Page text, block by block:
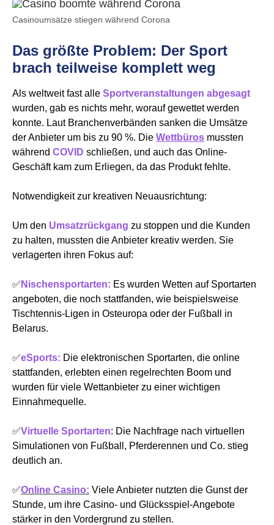
Casinoumsätze stiegen während Corona
Das größte Problem: Der Sport
brach teilweise komplett weg
Als weltweit fast alle Sportveranstaltungen abgesagt
wurden, gab es nichts mehr, worauf gewettet werden
konnte. Laut Branchenverbänden sanken die Umsätze
der Anbieter um bis zu 90 %. Die Wettbüros mussten
während COVID schließen, und auch das Online-
Geschäft kam zum Erliegen, da das Produkt fehlte.
Notwendigkeit zur kreativen Neuausrichtung:
Um den Umsatzrückgang zu stoppen und die Kunden
zu halten, mussten die Anbieter kreativ werden. Sie
verlagerten ihren Fokus auf:
✅ Nischensportarten: Es wurden Wetten auf Sportarten
angeboten, die noch stattfanden, wie beispielsweise
Tischtennis-Ligen in Osteuropa oder der Fußball in
Belarus.
✅eSports: Die elektronischen Sportarten, die online
stattfanden, erlebten einen regelrechten Boom und
wurden für viele Wettanbieter zu einer wichtigen
Einnahmequelle.
✅Virtuelle Sportarten: Die Nachfrage nach virtuellen
Simulationen von Fußball, Pferderennen und Co. stieg
deutlich an.
✅Online Casino: Viele Anbieter nutzten die Gunst der
Stunde, um ihre Casino- und Glücksspiel-Angebote
stärker in den Vordergrund zu stellen.